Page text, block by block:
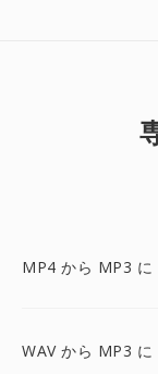
MP4 から MP3 に
WAV から MP3 に